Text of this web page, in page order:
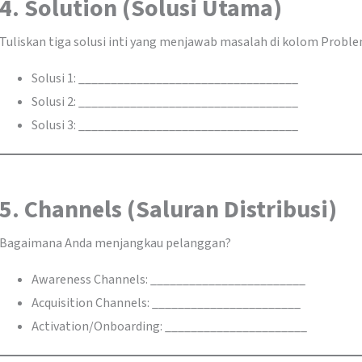
4. Solution (Solusi Utama)
Tuliskan tiga solusi inti yang menjawab masalah di kolom
Solusi 1: __________________________________
Solusi 2: __________________________________
Solusi 3: __________________________________
5. Channels (Saluran Distribusi)
Bagaimana Anda menjangkau pelanggan?
Awareness Channels: ________________________
Acquisition Channels: _______________________
Activation/Onboarding: ______________________